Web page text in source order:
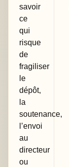
savoir
ce
qui
risque
de
fragiliser
le
dépôt,
la
soutenance,
l’envoi
au
directeur
ou